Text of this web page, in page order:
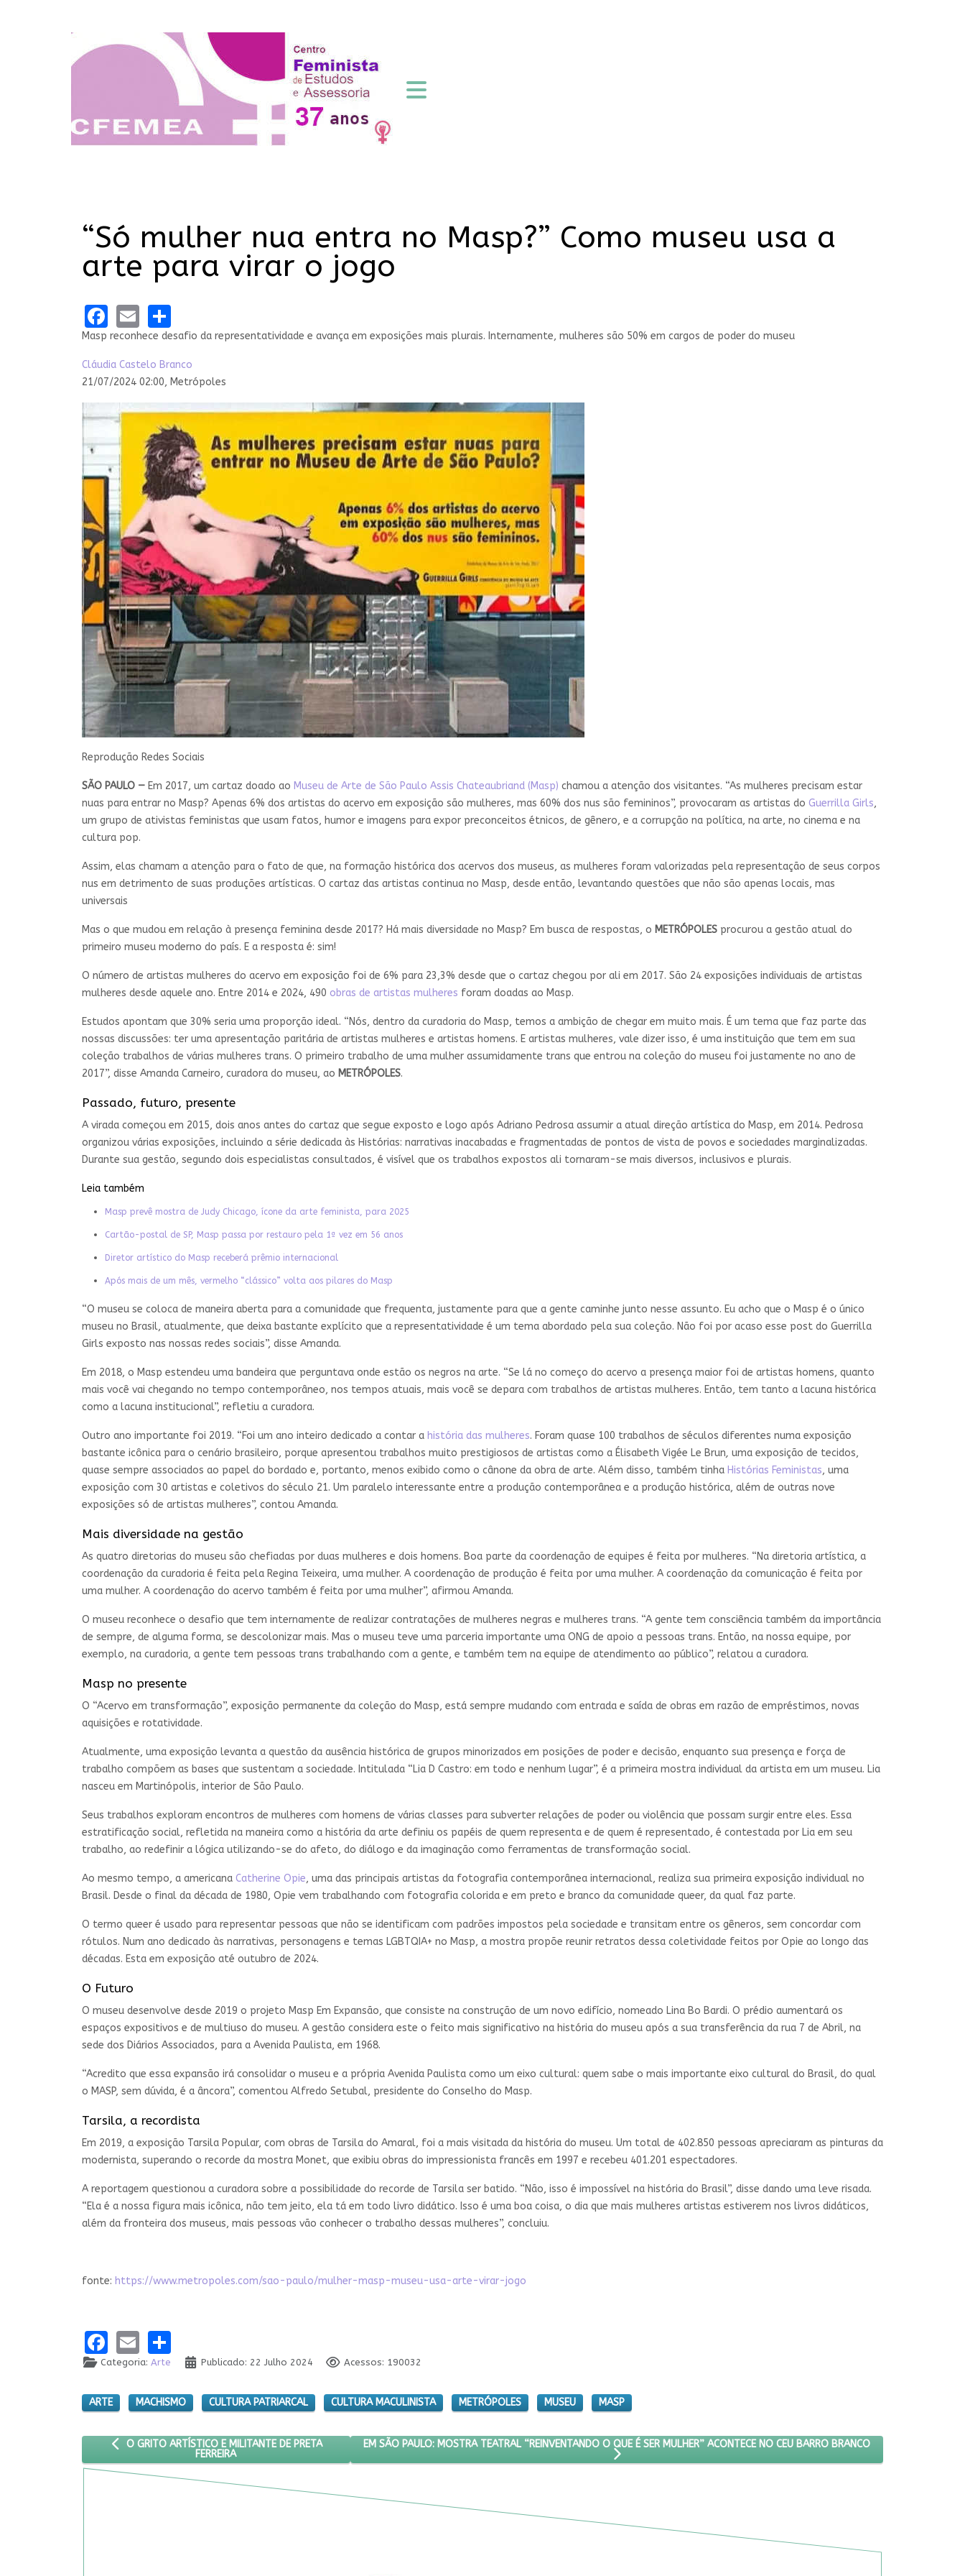
“Só mulher nua entra no Masp?” Como museu usa a
arte para virar o jogo
Facebook
Email
Masp reconhece desafio da representatividade e avança em exposições mais plurais. Internamente, mulheres são 50% em cargos de poder do museu
Cláudia Castelo Branco
21/07/2024 02:00, Metrópoles
Reprodução Redes Sociais
SÃO PAULO — Em 2017, um cartaz doado ao Museu de Arte de São Paulo Assis Chateaubriand (Masp) chamou a atenção dos visitantes. “As mulheres precisam estar
nuas para entrar no Masp? Apenas 6% dos artistas do acervo em exposição são mulheres, mas 60% dos nus são femininos”, provocaram as artistas do Guerrilla Girls,
um grupo de ativistas feministas que usam fatos, humor e imagens para expor preconceitos étnicos, de gênero, e a corrupção na política, na arte, no cinema e na
cultura pop.
Assim, elas chamam a atenção para o fato de que, na formação histórica dos acervos dos museus, as mulheres foram valorizadas pela representação de seus corpos
nus em detrimento de suas produções artísticas. O cartaz das artistas continua no Masp, desde então, levantando questões que não são apenas locais, mas
universais
Mas o que mudou em relação à presença feminina desde 2017? Há mais diversidade no Masp? Em busca de respostas, o METRÓPOLES procurou a gestão atual do
primeiro museu moderno do país. E a resposta é: sim!
O número de artistas mulheres do acervo em exposição foi de 6% para 23,3% desde que o cartaz chegou por ali em 2017. São 24 exposições individuais de artistas
mulheres desde aquele ano. Entre 2014 e 2024, 490 obras de artistas mulheres foram doadas ao Masp.
Estudos apontam que 30% seria uma proporção ideal. “Nós, dentro da curadoria do Masp, temos a ambição de chegar em muito mais. É um tema que faz parte das
nossas discussões: ter uma apresentação paritária de artistas mulheres e artistas homens. E artistas mulheres, vale dizer isso, é uma instituição que tem em sua
coleção trabalhos de várias mulheres trans. O primeiro trabalho de uma mulher assumidamente trans que entrou na coleção do museu foi justamente no ano de
2017”, disse Amanda Carneiro, curadora do museu, ao METRÓPOLES.
Passado, futuro, presente
A virada começou em 2015, dois anos antes do cartaz que segue exposto e logo após Adriano Pedrosa assumir a atual direção artística do Masp, em 2014. Pedrosa
organizou várias exposições, incluindo a série dedicada às Histórias: narrativas inacabadas e fragmentadas de pontos de vista de povos e sociedades marginalizadas.
Durante sua gestão, segundo dois especialistas consultados, é visível que os trabalhos expostos ali tornaram-se mais diversos, inclusivos e plurais.
Leia também
Masp prevê mostra de Judy Chicago, ícone da arte feminista, para 2025
Cartão-postal de SP, Masp passa por restauro pela 1ª vez em 56 anos
Diretor artístico do Masp receberá prêmio internacional
Após mais de um mês, vermelho “clássico” volta aos pilares do Masp
“O museu se coloca de maneira aberta para a comunidade que frequenta, justamente para que a gente caminhe junto nesse assunto. Eu acho que o Masp é o único
museu no Brasil, atualmente, que deixa bastante explícito que a representatividade é um tema abordado pela sua coleção. Não foi por acaso esse post do Guerrilla
Girls exposto nas nossas redes sociais”, disse Amanda.
Em 2018, o Masp estendeu uma bandeira que perguntava onde estão os negros na arte. “Se lá no começo do acervo a presença maior foi de artistas homens, quanto
mais você vai chegando no tempo contemporâneo, nos tempos atuais, mais você se depara com trabalhos de artistas mulheres. Então, tem tanto a lacuna histórica
como a lacuna institucional”, refletiu a curadora.
Outro ano importante foi 2019. “Foi um ano inteiro dedicado a contar a história das mulheres. Foram quase 100 trabalhos de séculos diferentes numa exposição
bastante icônica para o cenário brasileiro, porque apresentou trabalhos muito prestigiosos de artistas como a Élisabeth Vigée Le Brun, uma exposição de tecidos,
quase sempre associados ao papel do bordado e, portanto, menos exibido como o cânone da obra de arte. Além disso, também tinha Histórias Feministas, uma
exposição com 30 artistas e coletivos do século 21. Um paralelo interessante entre a produção contemporânea e a produção histórica, além de outras nove
exposições só de artistas mulheres”, contou Amanda.
Mais diversidade na gestão
As quatro diretorias do museu são chefiadas por duas mulheres e dois homens. Boa parte da coordenação de equipes é feita por mulheres. “Na diretoria artística, a
coordenação da curadoria é feita pela Regina Teixeira, uma mulher. A coordenação de produção é feita por uma mulher. A coordenação da comunicação é feita por
uma mulher. A coordenação do acervo também é feita por uma mulher”, afirmou Amanda.
O museu reconhece o desafio que tem internamente de realizar contratações de mulheres negras e mulheres trans. “A gente tem consciência também da importância
de sempre, de alguma forma, se descolonizar mais. Mas o museu teve uma parceria importante uma ONG de apoio a pessoas trans. Então, na nossa equipe, por
exemplo, na curadoria, a gente tem pessoas trans trabalhando com a gente, e também tem na equipe de atendimento ao público”, relatou a curadora.
Masp no presente
O “Acervo em transformação”, exposição permanente da coleção do Masp, está sempre mudando com entrada e saída de obras em razão de empréstimos, novas
aquisições e rotatividade.
Atualmente, uma exposição levanta a questão da ausência histórica de grupos minorizados em posições de poder e decisão, enquanto sua presença e força de
trabalho compõem as bases que sustentam a sociedade. Intitulada “Lia D Castro: em todo e nenhum lugar”, é a primeira mostra individual da artista em um museu. Lia
nasceu em Martinópolis, interior de São Paulo.
Seus trabalhos exploram encontros de mulheres com homens de várias classes para subverter relações de poder ou violência que possam surgir entre eles. Essa
estratificação social, refletida na maneira como a história da arte definiu os papéis de quem representa e de quem é representado, é contestada por Lia em seu
trabalho, ao redefinir a lógica utilizando-se do afeto, do diálogo e da imaginação como ferramentas de transformação social.
Ao mesmo tempo, a americana Catherine Opie, uma das principais artistas da fotografia contemporânea internacional, realiza sua primeira exposição individual no
Brasil. Desde o final da década de 1980, Opie vem trabalhando com fotografia colorida e em preto e branco da comunidade queer, da qual faz parte.
O termo queer é usado para representar pessoas que não se identificam com padrões impostos pela sociedade e transitam entre os gêneros, sem concordar com
rótulos. Num ano dedicado às narrativas, personagens e temas LGBTQIA+ no Masp, a mostra propõe reunir retratos dessa coletividade feitos por Opie ao longo das
décadas. Esta em exposição até outubro de 2024.
O Futuro
O museu desenvolve desde 2019 o projeto Masp Em Expansão, que consiste na construção de um novo edifício, nomeado Lina Bo Bardi. O prédio aumentará os
espaços expositivos e de multiuso do museu. A gestão considera este o feito mais significativo na história do museu após a sua transferência da rua 7 de Abril, na
sede dos Diários Associados, para a Avenida Paulista, em 1968.
“Acredito que essa expansão irá consolidar o museu e a própria Avenida Paulista como um eixo cultural: quem sabe o mais importante eixo cultural do Brasil, do qual
o MASP, sem dúvida, é a âncora”, comentou Alfredo Setubal, presidente do Conselho do Masp.
Tarsila, a recordista
Em 2019, a exposição Tarsila Popular, com obras de Tarsila do Amaral, foi a mais visitada da história do museu. Um total de 402.850 pessoas apreciaram as pinturas da
modernista, superando o recorde da mostra Monet, que exibiu obras do impressionista francês em 1997 e recebeu 401.201 espectadores.
A reportagem questionou a curadora sobre a possibilidade do recorde de Tarsila ser batido. “Não, isso é impossível na história do Brasil”, disse dando uma leve risada.
“Ela é a nossa figura mais icônica, não tem jeito, ela tá em todo livro didático. Isso é uma boa coisa, o dia que mais mulheres artistas estiverem nos livros didáticos,
além da fronteira dos museus, mais pessoas vão conhecer o trabalho dessas mulheres”, concluiu.
fonte: https://www.metropoles.com/sao-paulo/mulher-masp-museu-usa-arte-virar-jogo
Facebook
Email
Categoria:Arte Publicado: 22 Julho 2024 Acessos: 190032
ARTE MACHISMO CULTURA PATRIARCAL CULTURA MACULINISTA METRÓPOLES MUSEU MASP
ARTIGO ANTERIOR: O GRITO ARTÍSTICO E MILITANTE DE PRETA FERREIRA
O GRITO ARTÍSTICO E MILITANTE DE PRETA
FERREIRA
PRÓXIMO ARTIGO: EM SÃO PAULO: MOSTRA TEATRAL “REINVENTANDO O QUE É SER MULHER” ACONTECE NO CEU BARRO BRANCO
EM SÃO PAULO: MOSTRA TEATRAL “REINVENTANDO O QUE É SER MULHER” ACONTECE NO CEU BARRO BRANCO